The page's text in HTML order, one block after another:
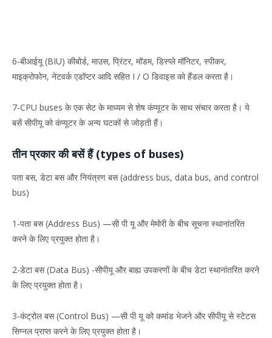
6-बीआईयू (BIU) कीबोर्ड, माउस, प्रिंटर, मॉडम, डिस्प्ले मॉनिटर, स्पीकर,
माइक्रोफोन, नेटवर्क एडॉप्टर आदि सहित I / O डिवाइस को हैंडल करता है।
7-CPU buses के एक सेट के माध्यम से शेष कंप्यूटर के साथ संचार करता है। ये
बसें सीपीयू को कंप्यूटर के अन्य घटकों से जोड़ती हैं।
तीन प्रकार की बसें हैं (types of buses)
पता बस, डेटा बस और नियंत्रण बस (address bus, data bus, and control
bus)
1-पता बस (Address Bus) —सी पी यू और मेमोरी के बीच सूचना स्थानांतरित
करने के लिए प्रयुक्त होता है।
2-डेटा बस (Data Bus) -सीपीयू और बाह्य उपकरणों के बीच डेटा स्थानांतरित करने
के लिए प्रयुक्त होता है।
3-कंट्रोल बस (Control Bus) —सी पी यू को कमांड भेजने और सीपीयू से स्टेटस
सिग्नल प्राप्त करने के लिए प्रयुक्त होता है।